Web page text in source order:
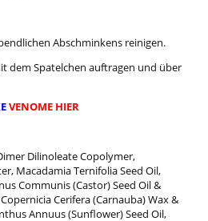
Abschminkens reinigen.
dem Spatelchen auftragen und über
VENOME HIER
Dilinoleate Copolymer,
Macadamia Ternifolia Seed Oil,
Communis (Castor) Seed Oil &
Cerifera (Carnauba) Wax &
Annuus (Sunflower) Seed Oil,